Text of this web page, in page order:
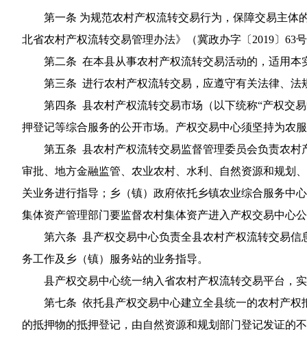
第一条 为规范农村产权流转交易行为，保障交易主
北省农村产权流转交易管理办法》（冀政办字〔2019〕63
第二条 在本县从事农村产权流转交易活动的，适用本
第三条 进行农村产权流转交易，应遵守有关法律、
第四条 县农村产权流转交易市场（以下统称“产权交
押登记等综合服务的公开市场。产权交易中心须坚持为农
第五条 县农村产权流转交易监督管理委员会负责农
审批、地方金融监管、农业农村、水利、自然资源和规划
关业务进行指导；乡（镇）政府依托乡镇农业综合服务中
集体资产管理部门要监督农村集体资产进入产权交易中心
第六条 县产权交易中心负责全县农村产权流转交易
务工作及乡（镇）服务站的业务指导。
县产权交易中心统一纳入省农村产权流转交易平台，
第七条 依托县产权交易中心建立全县统一的农村产
的抵押物的抵押登记，由自然资源和规划部门登记发证的